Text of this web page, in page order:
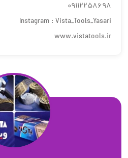
٠٩١١٢٢٥٨٦٩٨
Instagram : Vista_Tools_Yasari
www.vistatools.ir